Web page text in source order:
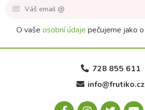
O vaše osobní údaje pečujeme jako
728 855 611
info@frutiko.cz